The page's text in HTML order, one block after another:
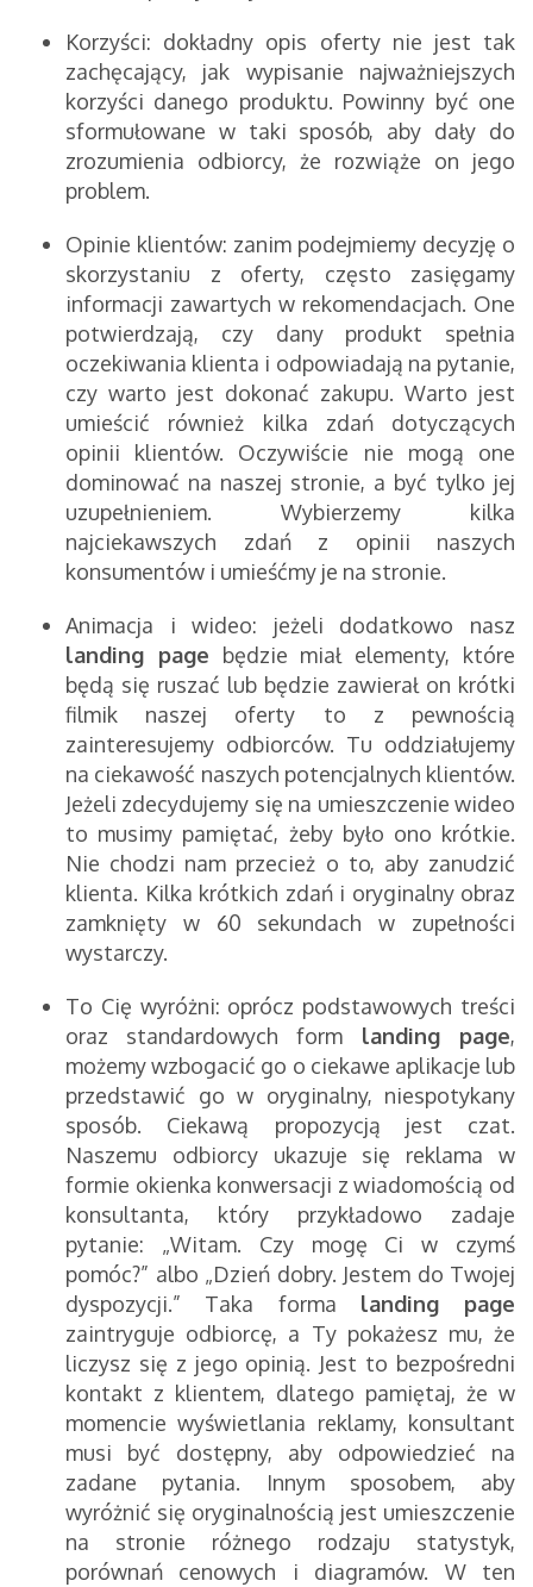
Korzyści: dokładny opis oferty nie jest tak
zachęcający, jak wypisanie najważniejszych
korzyści danego produktu. Powinny być one
sformułowane w taki sposób, aby dały do
zrozumienia odbiorcy, że rozwiąże on jego
problem.
Opinie klientów: zanim podejmiemy decyzję o
skorzystaniu z oferty, często zasięgamy
informacji zawartych w rekomendacjach. One
potwierdzają, czy dany produkt spełnia
oczekiwania klienta i odpowiadają na pytanie,
czy warto jest dokonać zakupu. Warto jest
umieścić również kilka zdań dotyczących
opinii klientów. Oczywiście nie mogą one
dominować na naszej stronie, a być tylko jej
uzupełnieniem. Wybierzemy kilka
najciekawszych zdań z opinii naszych
konsumentów i umieśćmy je na stronie.
Animacja i wideo: jeżeli dodatkowo nasz
landing page będzie miał elementy, które
będą się ruszać lub będzie zawierał on krótki
filmik naszej oferty to z pewnością
zainteresujemy odbiorców. Tu oddziałujemy
na ciekawość naszych potencjalnych klientów.
Jeżeli zdecydujemy się na umieszczenie wideo
to musimy pamiętać, żeby było ono krótkie.
Nie chodzi nam przecież o to, aby zanudzić
klienta. Kilka krótkich zdań i oryginalny obraz
zamknięty w 60 sekundach w zupełności
wystarczy.
To Cię wyróżni: oprócz podstawowych treści
oraz standardowych form landing page,
możemy wzbogacić go o ciekawe aplikacje lub
przedstawić go w oryginalny, niespotykany
sposób. Ciekawą propozycją jest czat.
Naszemu odbiorcy ukazuje się reklama w
formie okienka konwersacji z wiadomością od
konsultanta, który przykładowo zadaje
pytanie: „Witam. Czy mogę Ci w czymś
pomóc?” albo „Dzień dobry. Jestem do Twojej
dyspozycji.” Taka forma landing page
zaintryguje odbiorcę, a Ty pokażesz mu, że
liczysz się z jego opinią. Jest to bezpośredni
kontakt z klientem, dlatego pamiętaj, że w
momencie wyświetlania reklamy, konsultant
musi być dostępny, aby odpowiedzieć na
zadane pytania. Innym sposobem, aby
wyróżnić się oryginalnością jest umieszczenie
na stronie różnego rodzaju statystyk,
porównań cenowych i diagramów. W ten